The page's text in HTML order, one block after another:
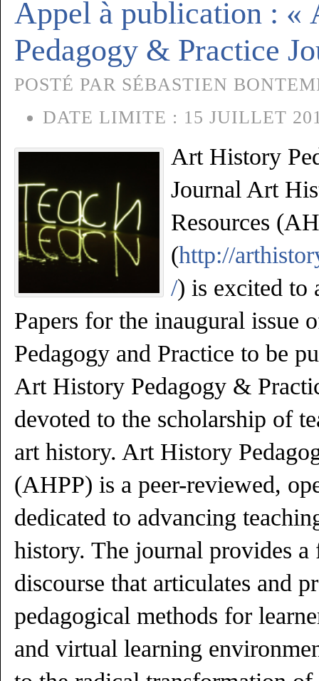
Appel à publication : «
Pedagogy & Practice
POSTÉ PAR SÉBASTIEN
DATE LIMITE : 15 JUILLET
Art History
Journal Art
Resources
(http://
/) is excited to
Papers for the inaugural issue
Pedagogy and Practice to be
Art History Pedagogy &
devoted to the scholarship of
art history. Art History
(AHPP) is a peer-reviewed,
dedicated to advancing
history. The journal provides
discourse that articulates and
pedagogical methods for
and virtual learning